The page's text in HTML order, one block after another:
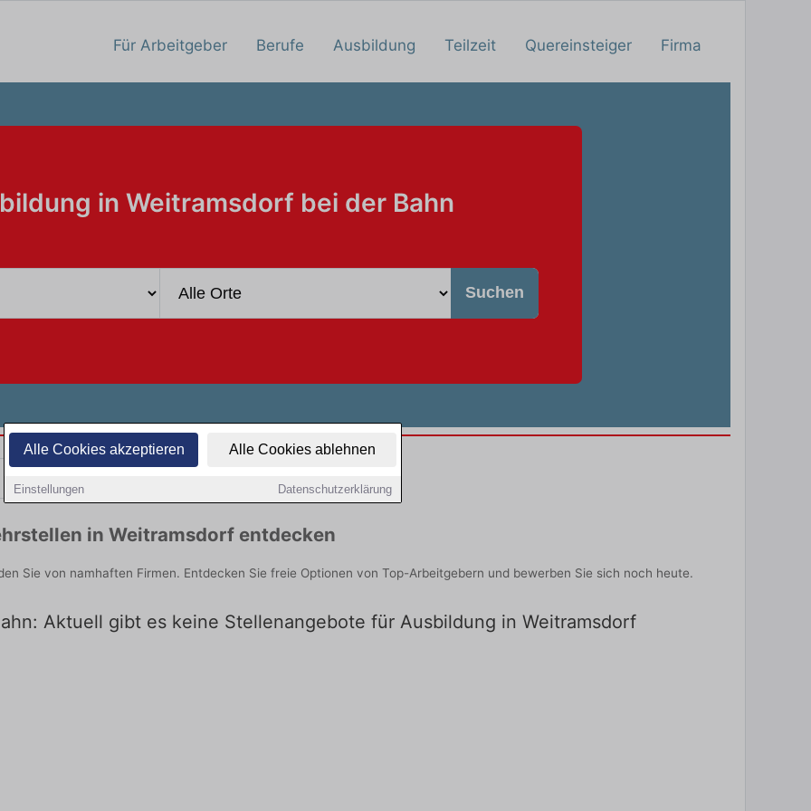
Alle Cookies akzeptieren Alle Cookies ablehnen
Einstellungen Datenschutzerklärung
Für Arbeitgeber Berufe Ausbildung Teilzeit Quereinsteiger Firma
in Weitramsdorf bei der Bahn
Suchen
in Weitramsdorf entdecken
Sie von namhaften Firmen. Entdecken Sie freie Optionen von Top-Arbeitgebern und bewerben Sie sich noch heute.
Aktuell gibt es keine Stellenangebote für Ausbildung in Weitramsdorf